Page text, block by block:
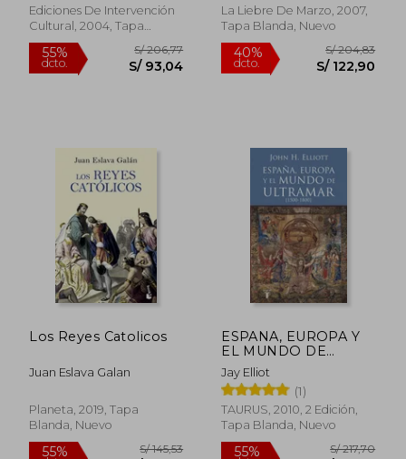
55%
dcto.
S/ 190,15
S/ 85,57
55%
dcto.
Ediciones De Intervención
Cultural, 2004, Tapa
Blanda, Nuevo
La Liebre De Marzo, 2007,
Tapa Blanda, Nuevo
Los Reyes Catolicos
Juan Eslava Galan
Planeta, 2019, Tapa
Blanda, Nuevo
ESPANA, EUROPA Y
EL MUNDO DE
ULTRAMAR
Jay Elliot
(1)
TAURUS, 2010, 2 Edición,
Tapa Blanda, Nuevo